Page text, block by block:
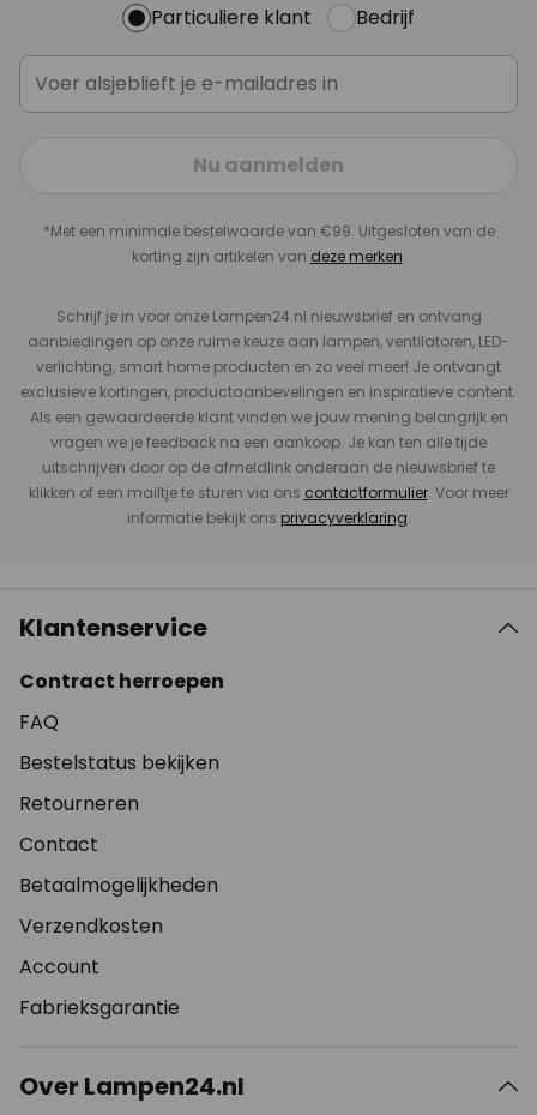
Particuliere klant Bedrijf
Nu aanmelden
*Met een minimale bestelwaarde van €99. Uitgesloten van de
korting zijn artikelen van deze merken.
Schrijf je in voor onze Lampen24.nl nieuwsbrief en ontvang
aanbiedingen op onze ruime keuze aan lampen, ventilatoren, LED-
verlichting, smart home producten en zo veel meer! Je ontvangt
exclusieve kortingen, productaanbevelingen en inspiratieve content.
Als een gewaardeerde klant vinden we jouw mening belangrijk en
vragen we je feedback na een aankoop. Je kan ten alle tijde
uitschrijven door op de afmeldlink onderaan de nieuwsbrief te
klikken of een mailtje te sturen via ons contactformulier. Voor meer
informatie bekijk ons privacyverklaring.
Klantenservice
Contract herroepen
FAQ
Bestelstatus bekijken
Retourneren
Contact
Betaalmogelijkheden
Verzendkosten
Account
Fabrieksgarantie
Over Lampen24.nl